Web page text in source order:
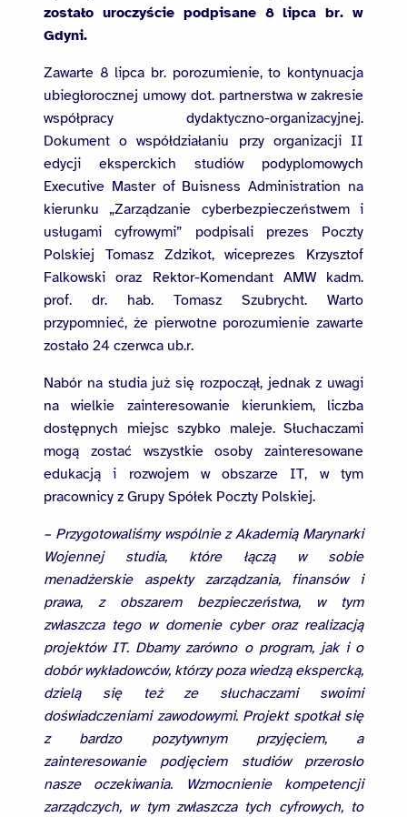
zostało uroczyście podpisane 8 lipca br. w
Gdyni.
Zawarte 8 lipca br. porozumienie, to kontynuacja
ubiegłorocznej umowy dot. partnerstwa w zakresie
współpracy dydaktyczno-organizacyjnej.
Dokument o współdziałaniu przy organizacji II
edycji eksperckich studiów podyplomowych
Executive Master of Buisness Administration na
kierunku „Zarządzanie cyberbezpieczeństwem i
usługami cyfrowymi” podpisali prezes Poczty
Polskiej Tomasz Zdzikot, wiceprezes Krzysztof
Falkowski oraz Rektor-Komendant AMW kadm.
prof. dr. hab. Tomasz Szubrycht. Warto
przypomnieć, że pierwotne porozumienie zawarte
zostało 24 czerwca ub.r.
Nabór na studia już się rozpoczął, jednak z uwagi
na wielkie zainteresowanie kierunkiem, liczba
dostępnych miejsc szybko maleje. Słuchaczami
mogą zostać wszystkie osoby zainteresowane
edukacją i rozwojem w obszarze IT, w tym
pracownicy z Grupy Spółek Poczty Polskiej.
– Przygotowaliśmy wspólnie z Akademią Marynarki
Wojennej studia, które łączą w sobie
menadżerskie aspekty zarządzania, finansów i
prawa, z obszarem bezpieczeństwa, w tym
zwłaszcza tego w domenie cyber oraz realizacją
projektów IT. Dbamy zarówno o program, jak i o
dobór wykładowców, którzy poza wiedzą ekspercką,
dzielą się też ze słuchaczami swoimi
doświadczeniami zawodowymi. Projekt spotkał się
z bardzo pozytywnym przyjęciem, a
zainteresowanie podjęciem studiów przerosło
nasze oczekiwania. Wzmocnienie kompetencji
zarządczych, w tym zwłaszcza tych cyfrowych, to